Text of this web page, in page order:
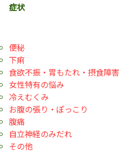
症状
便秘
下痢
食欲不振・胃もたれ・摂食障害
女性特有の悩み
冷えむくみ
お腹の張り・ぽっこり
腹痛
自立神経のみだれ
その他